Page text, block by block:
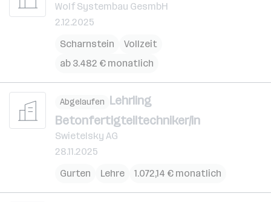
Wolf Systembau GesmbH
2.12.2025
Scharnstein
Vollzeit
ab 3.482 € monatlich
Abgelaufen Lehrling
Betonfertigteiltechniker/in
Swietelsky AG
28.11.2025
Gurten
Lehre 1.072,14 € monatlich